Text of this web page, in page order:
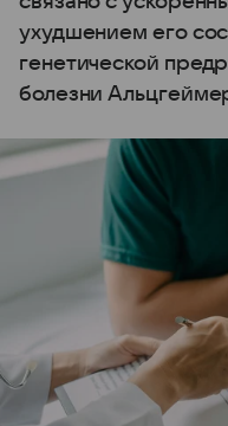
ухудшением его
генетической
болезни